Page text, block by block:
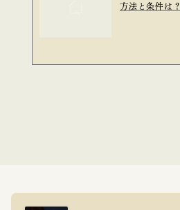
方法と条件は？